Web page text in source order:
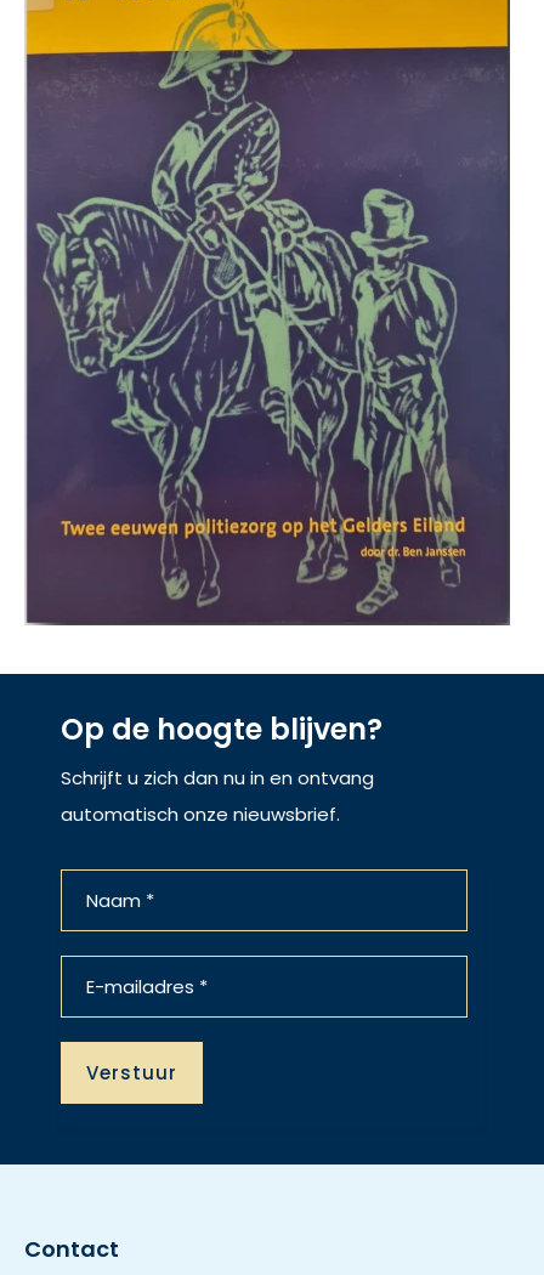
Op de hoogte blijven?
Schrijft u zich dan nu in en ontvang
automatisch onze nieuwsbrief.
Contact